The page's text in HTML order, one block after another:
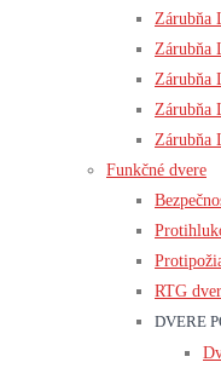
Zárubňa
Zárubňa
Zárubňa
Zárubňa
Zárubňa
Funkčné dvere
RTG
DVERE